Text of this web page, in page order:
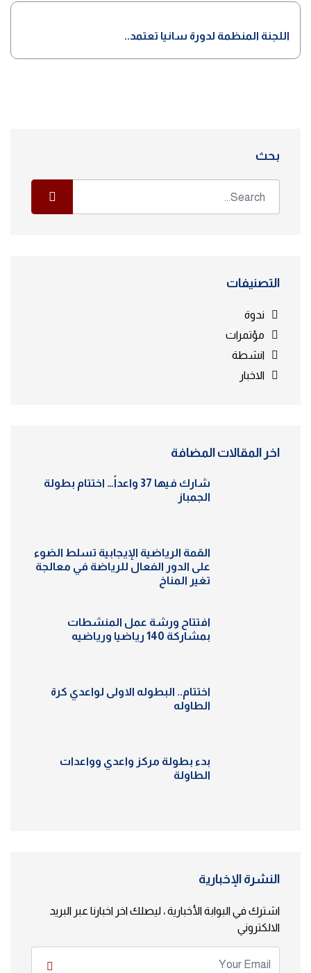
اللجنة المنظمة لدورة سانيا تعتمد..
بحث
التصنيفات
ندوة
مؤتمرات
انشطة
الاخبار
اخر المقالات المضافة
شارك فيها 37 واعداً… اختتام بطولة
الجمباز
القمة الرياضية الإيجابية تسلط الضوء
على الدور الفعال للرياضة في معالجة
تغير المناخ
افتتاح ورشة عمل المنشطات
بمشاركة 140 رياضيا ورياضيه
اختتام.. البطوله الاولى لواعدي كرة
الطاوله
بدء بطولة مركز واعدي وواعدات
الطاولة
النشرة الإخبارية
اشترك في البوابة الأخبارية ، ليصلك اخر اخبارنا عبر البريد
الالكتروني